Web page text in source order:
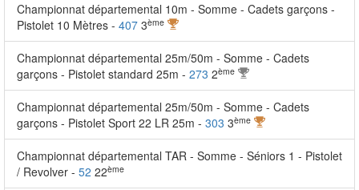
Championnat départemental 10m - Somme - Cadets garçons -
Pistolet 10 Mètres - 407 3ème
Championnat départemental 25m/50m - Somme - Cadets
garçons - Pistolet standard 25m - 273 2ème
Championnat départemental 25m/50m - Somme - Cadets
garçons - Pistolet Sport 22 LR 25m - 303 3ème
Championnat départemental TAR - Somme - Séniors 1 - Pistolet
/ Revolver - 52 22ème